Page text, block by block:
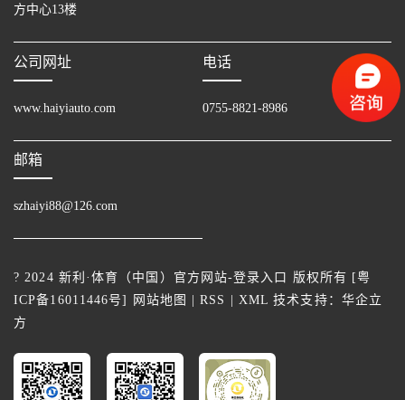
方中心13楼
公司网址
www.haiyiauto.com
电话
0755-8821-8986
邮箱
szhaiyi88@126.com
? 2024 新利·体育（中国）官方网站-登录入口 版权所有 [粤
ICP备16011446号] 网站地图 |RSS XML 技术支持： 华企立
方